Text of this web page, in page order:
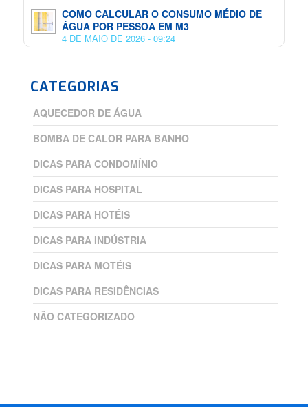
COMO CALCULAR O CONSUMO MÉDIO DE
ÁGUA POR PESSOA EM M3
4 DE MAIO DE 2026 - 09:24
CATEGORIAS
AQUECEDOR DE ÁGUA
BOMBA DE CALOR PARA BANHO
DICAS PARA CONDOMÍNIO
DICAS PARA HOSPITAL
DICAS PARA HOTÉIS
DICAS PARA INDÚSTRIA
DICAS PARA MOTÉIS
DICAS PARA RESIDÊNCIAS
NÃO CATEGORIZADO